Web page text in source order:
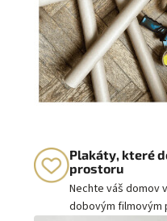
Plakáty, které
prostoru
Nechte váš domov
dobovým filmovým